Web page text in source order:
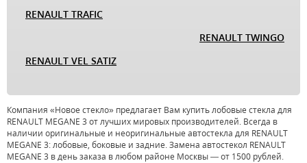
RENAULT TRAFIC
RENAULT TWINGO
RENAULT VEL SATIZ
Компания «Новое стекло» предлагает Вам купить лобовые стекла для
RENAULT MEGANE 3 от лучших мировых производителей. Всегда в
наличии оригинальные и неоригинальные автостекла для RENAULT
MEGANE 3: лобовые, боковые и задние. Замена автостекол RENAULT
MEGANE 3 в день заказа в любом районе Москвы — от 1500 рублей.